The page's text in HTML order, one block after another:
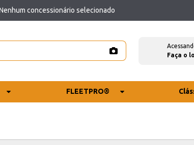
concessionário selecionado
Faça o
FLEETPRO®